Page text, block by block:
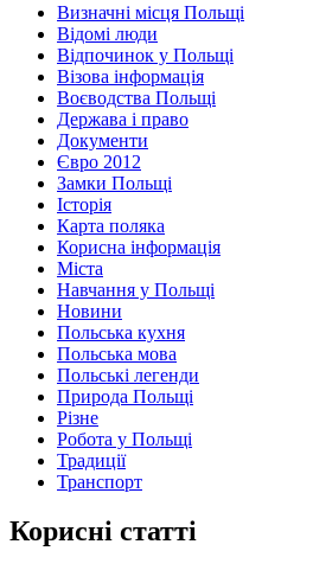
Визначні місця Польщі
Відомі люди
Відпочинок у Польщі
Візова інформація
Воєводства Польщі
Держава і право
Документи
Євро 2012
Замки Польщі
Історія
Карта поляка
Корисна інформація
Міста
Навчання у Польщі
Новини
Польська кухня
Польська мова
Польські легенди
Природа Польщі
Різне
Робота у Польщі
Традиції
Транспорт
Корисні статті